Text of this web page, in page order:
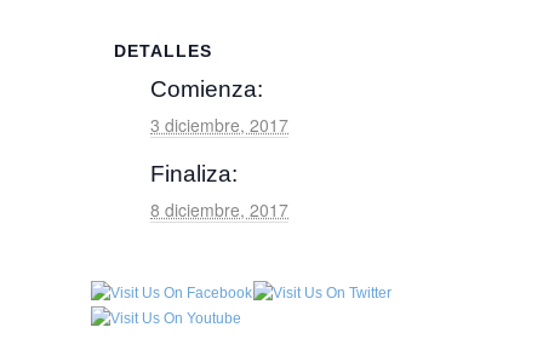
DETALLES
Comienza:
3 diciembre, 2017
Finaliza:
8 diciembre, 2017